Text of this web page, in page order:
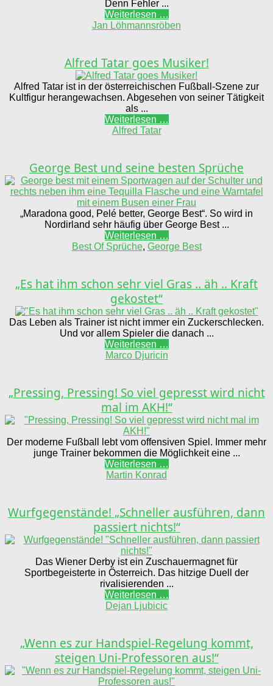
Denn Fehler ...
Weiterlesen …
Jan Löhmannsröben
Alfred Tatar goes Musiker!
Alfred Tatar ist in der österreichischen Fußball-Szene zur
Kultfigur herangewachsen. Abgesehen von seiner Tätigkeit
als ...
Weiterlesen …
Alfred Tatar
George Best und seine besten Sprüche
„Maradona good, Pelé better, George Best“. So wird in
Nordirland sehr häufig über George Best ...
Weiterlesen …
Best Of Sprüche, George Best
„Es hat ihm schon sehr viel Gras .. äh .. Kraft
gekostet“
Das Leben als Trainer ist nicht immer ein Zuckerschlecken.
Und vor allem Spieler die danach ...
Weiterlesen …
Marco Djuricin
„Pressing, Pressing! So viel gepresst wird nicht
mal im AKH!“
Der moderne Fußball lebt vom offensiven Spiel. Immer mehr
junge Trainer bekommen die Möglichkeit eine ...
Weiterlesen …
Martin Konrad
Wurfgegenstände! „Schneller ausführen, dann
passiert nichts!“
Das Wiener Derby ist ein Zuschauermagnet für
Sportbegeisterte in Österreich. Das hitzige Duell der
rivalisierenden ...
Weiterlesen …
Dejan Ljubicic
„Wenn es zur Handspiel-Regelung kommt,
steigen Uni-Professoren aus!“